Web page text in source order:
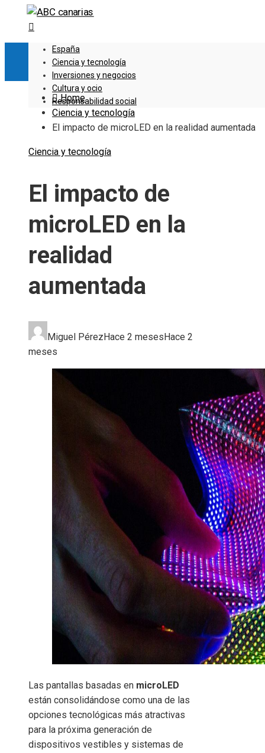
España
Ciencia y tecnología
Inversiones y negocios
Cultura y ocio
Responsabilidad social
Home
Ciencia y tecnología
El impacto de microLED en la realidad aumentada
Ciencia y tecnología
El impacto de
microLED en la
realidad
aumentada
Miguel Pérez Hace 2 meses Hace 2
meses
Las pantallas basadas en microLED
están consolidándose como una de las
opciones tecnológicas más atractivas
para la próxima generación de
dispositivos vestibles y sistemas de